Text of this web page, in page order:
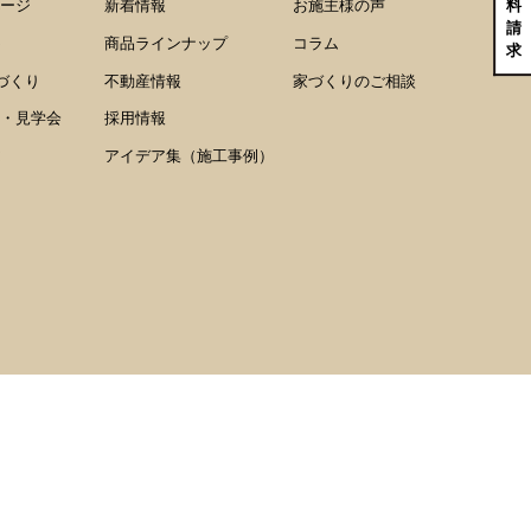
ジ
くり
見学会
新着情報
商品ラインナップ
不動産情報
採用情報
アイデア集（施工事例）
お施主様の声
コラム
家づくりのご相談
料
請
求